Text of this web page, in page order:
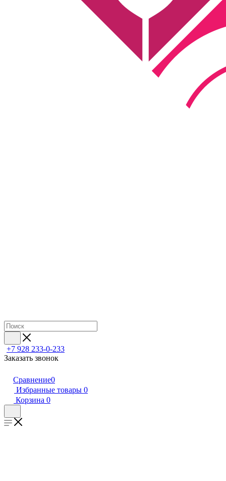
+7 928 233-0-233
Заказать звонок
Сравнение0
Избранные товары 0
Корзина 0